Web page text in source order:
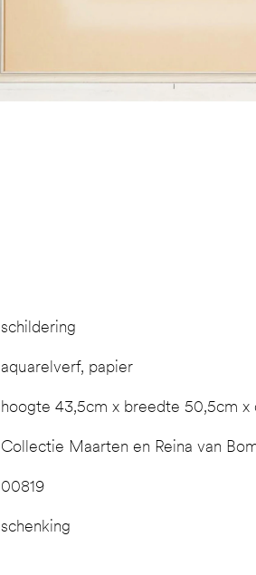
schildering
aquarelverf, papier
hoogte 43,5cm x breedte 50,5cm x
Collectie Maarten en Reina van
00819
schenking